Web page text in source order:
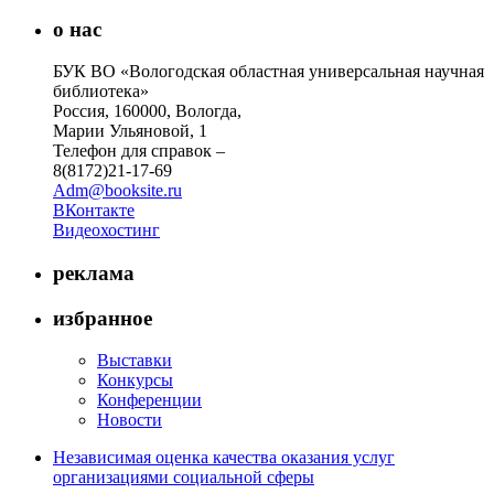
о нас
БУК ВО «Вологодская областная универсальная научная
библиотека»
Россия, 160000, Вологда,
Марии Ульяновой, 1
Телефон для справок –
8(8172)21-17-69
Adm@booksite.ru
ВКонтакте
Видеохостинг
реклама
избранное
Выставки
Конкурсы
Конференции
Новости
Независимая оценка качества оказания услуг
организациями социальной сферы